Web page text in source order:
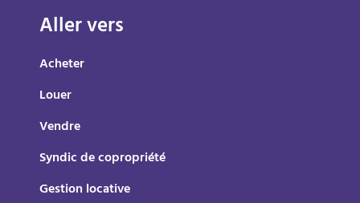
Aller vers
Acheter
Louer
Vendre
Syndic de copropriété
Gestion locative